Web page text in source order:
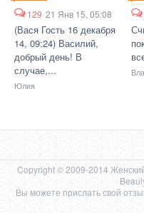
129 21 Янв 15, 05:08
(Вася Гость 16 декабря
14, 09:24) Василий,
добрый день! В
случае,...
Юлия
Copyright © 2009-2014
Вы можете прислать свой